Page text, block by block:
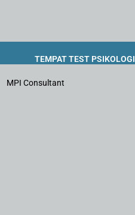
TEMPAT TEST PSIKOLOGI
MPI Consultant